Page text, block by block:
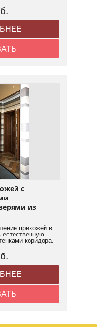
с
из
прихожей в
коридора.